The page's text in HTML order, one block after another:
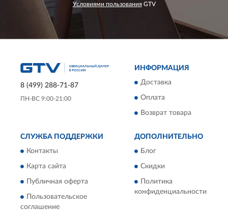
Условиями пользованияGTV
8 (499) 288-71-87
ПН-ВС 9:00-21:00
ИНФОРМАЦИЯ
Доставка
Оплата
Возврат товара
СЛУЖБА ПОДДЕРЖКИ
Контакты
Карта сайта
Публичная оферта
Пользовательское
соглашение
ДОПОЛНИТЕЛЬНО
Блог
Скидки
Политика
конфиденциальности